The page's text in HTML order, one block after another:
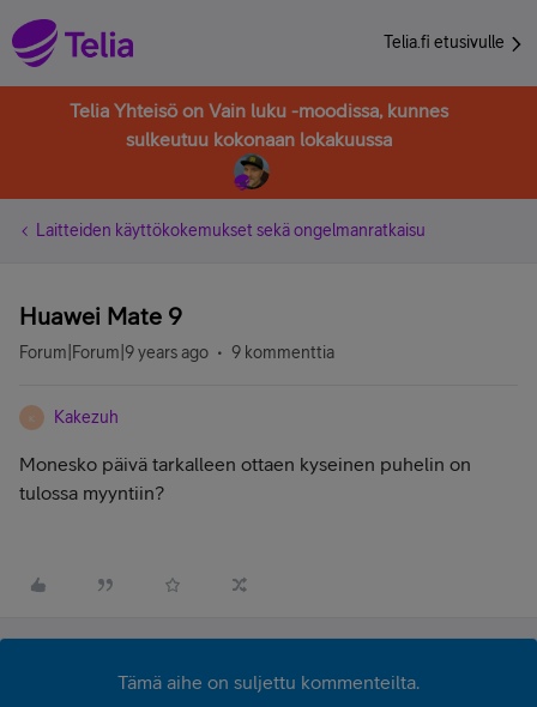
Telia.fi etusivulle
Telia Yhteisö on Vain luku -moodissa, kunnes
sulkeutuu kokonaan lokakuussa
Laitteiden käyttökokemukset sekä ongelmanratkaisu
Huawei Mate 9
Forum|Forum|9 years ago 9 kommenttia
K Kakezuh
Monesko päivä tarkalleen ottaen kyseinen puhelin on
tulossa myyntiin?
Tämä aihe on suljettu kommenteilta.